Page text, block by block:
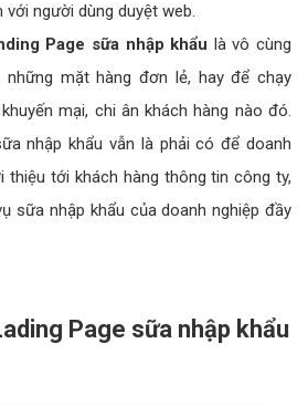
với người dùng duyệt web.
Page sữa nhập khẩu là vô cùng
mặt hàng đơn lẻ, hay để chạy
mại, chi ân khách hàng nào đó.
nhập khẩu vẫn là phải có để doanh
thiệu tới khách hàng thông tin công ty,
sữa nhập khẩu của doanh nghiệp đầy
Page sữa nhập khẩu